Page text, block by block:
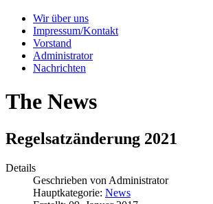
Wir über uns
Impressum/Kontakt
Vorstand
Administrator
Nachrichten
The News
Regelsatzänderung 2021
Details
Geschrieben von Administrator
Hauptkategorie: News